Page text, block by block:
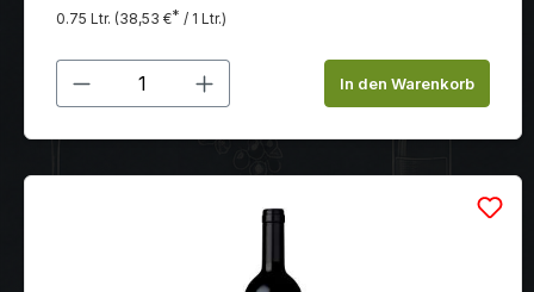
0.75 Ltr. (38,53 €* / 1 Ltr.)
Produkt Anzahl: Gib denIn den Warenkorb